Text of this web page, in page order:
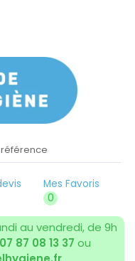
Mes Favoris
0
au vendredi, de 9h
07 87 08 13 37 ou